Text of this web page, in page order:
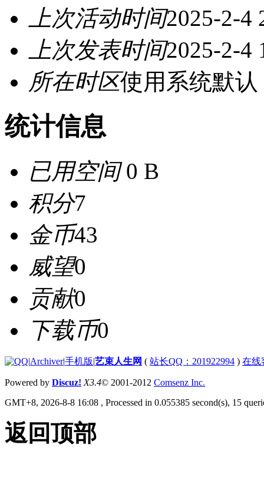
上次活动时间2025-2-4
上次发表时间2025-2-4
所在时区使用系统默认
统计信息
已用空间0 B
积分7
金币43
威望0
贡献0
下载币0
|Archiver|手机版|艺束人生网 ( 站长QQ：201922994 ) 在线
Powered by Discuz! X3.4© 2001-2012 Comsenz Inc.
GMT+8, 2026-8-8 16:08 , Processed in 0.055385 second(s), 15
返回顶部